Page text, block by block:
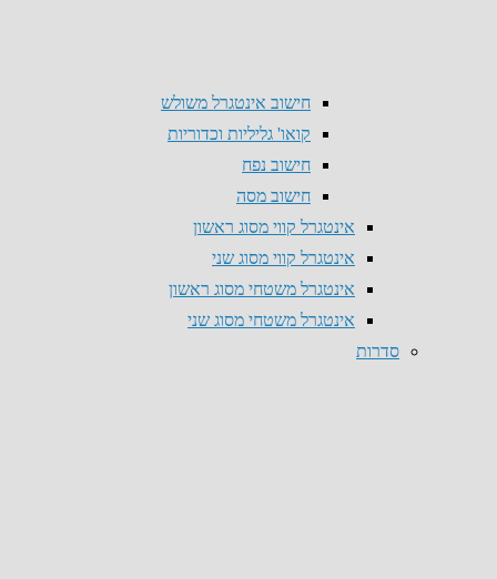
חישוב אינטגרל משולש
קואו' גליליות וכדוריות
חישוב נפח
חישוב מסה
אינטגרל קווי מסוג ראשון
אינטגרל קווי מסוג שני
אינטגרל משטחי מסוג ראשון
אינטגרל משטחי מסוג שני
סדרות